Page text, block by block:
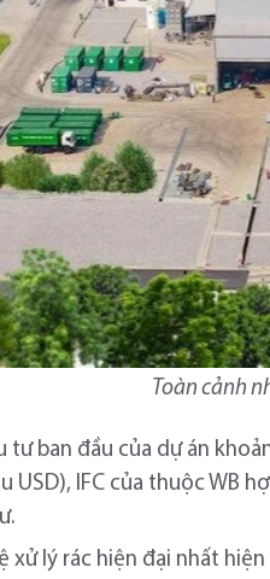
Toàn cảnh
tư ban đầu của dự án
USD), IFC của thuộc WB
xử lý rác hiện đại nhất